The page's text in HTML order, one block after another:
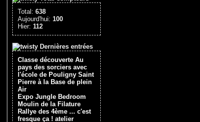
Total: 638
Aujourd'hui: 100
Hier: 112
Dernières entrées
Classe découverte Au
pays des sorciers avec
l'école de Pouligny Saint
Pierre à la Base de plein
Air
Expo Jungle Bedroom
Moulin de la Filature
Rallye des 4ème ... c'est
fresque ça ! atelier